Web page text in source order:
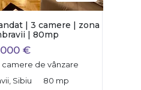
| 3 camere | zona
| 80mp
€
de vânzare
Sibiu
80 mp